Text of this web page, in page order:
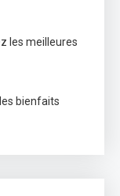
les meilleures
bienfaits